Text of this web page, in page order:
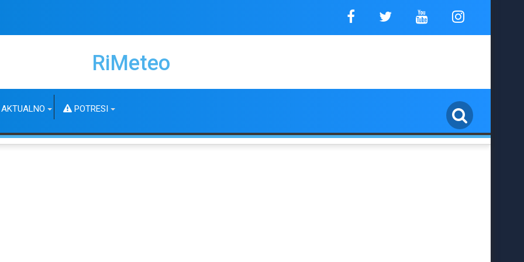
RiMeteo
AKTUALNO POTRESI